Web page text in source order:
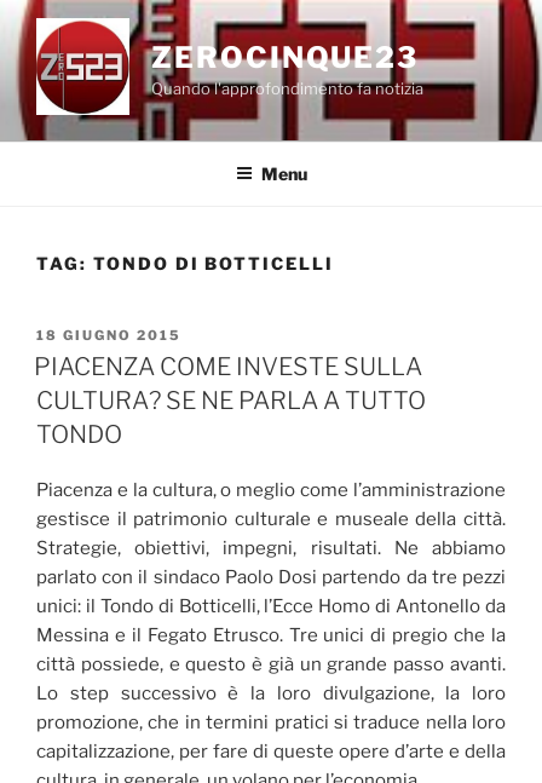
Salta
contenuto
ZEROCINQUE23
Quando l'approfondimento fa notizia
Menu
TAG: TONDO DI BOTTICELLI
PUBBLICATO
IL
18 GIUGNO 2015
PIACENZA COME INVESTE SULLA
CULTURA? SE NE PARLA A TUTTO
TONDO
Piacenza e la cultura, o meglio come l’amministrazione
gestisce il patrimonio culturale e museale della città.
Strategie, obiettivi, impegni, risultati. Ne abbiamo
parlato con il sindaco Paolo Dosi partendo da tre pezzi
unici: il Tondo di Botticelli, l’Ecce Homo di Antonello da
Messina e il Fegato Etrusco. Tre unici di pregio che la
città possiede, e questo è già un grande passo avanti.
Lo step successivo è la loro divulgazione, la loro
promozione, che in termini pratici si traduce nella loro
capitalizzazione, per fare di queste opere d’arte e della